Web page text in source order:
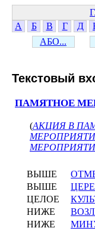
А
Б В Г Д
АБО...
Текстовый
ПАМЯТНОЕ
(АКЦИЯ В
ВЫШЕ
ВЫШЕ
ЦЕЛОЕ
НИЖЕ
НИЖЕ